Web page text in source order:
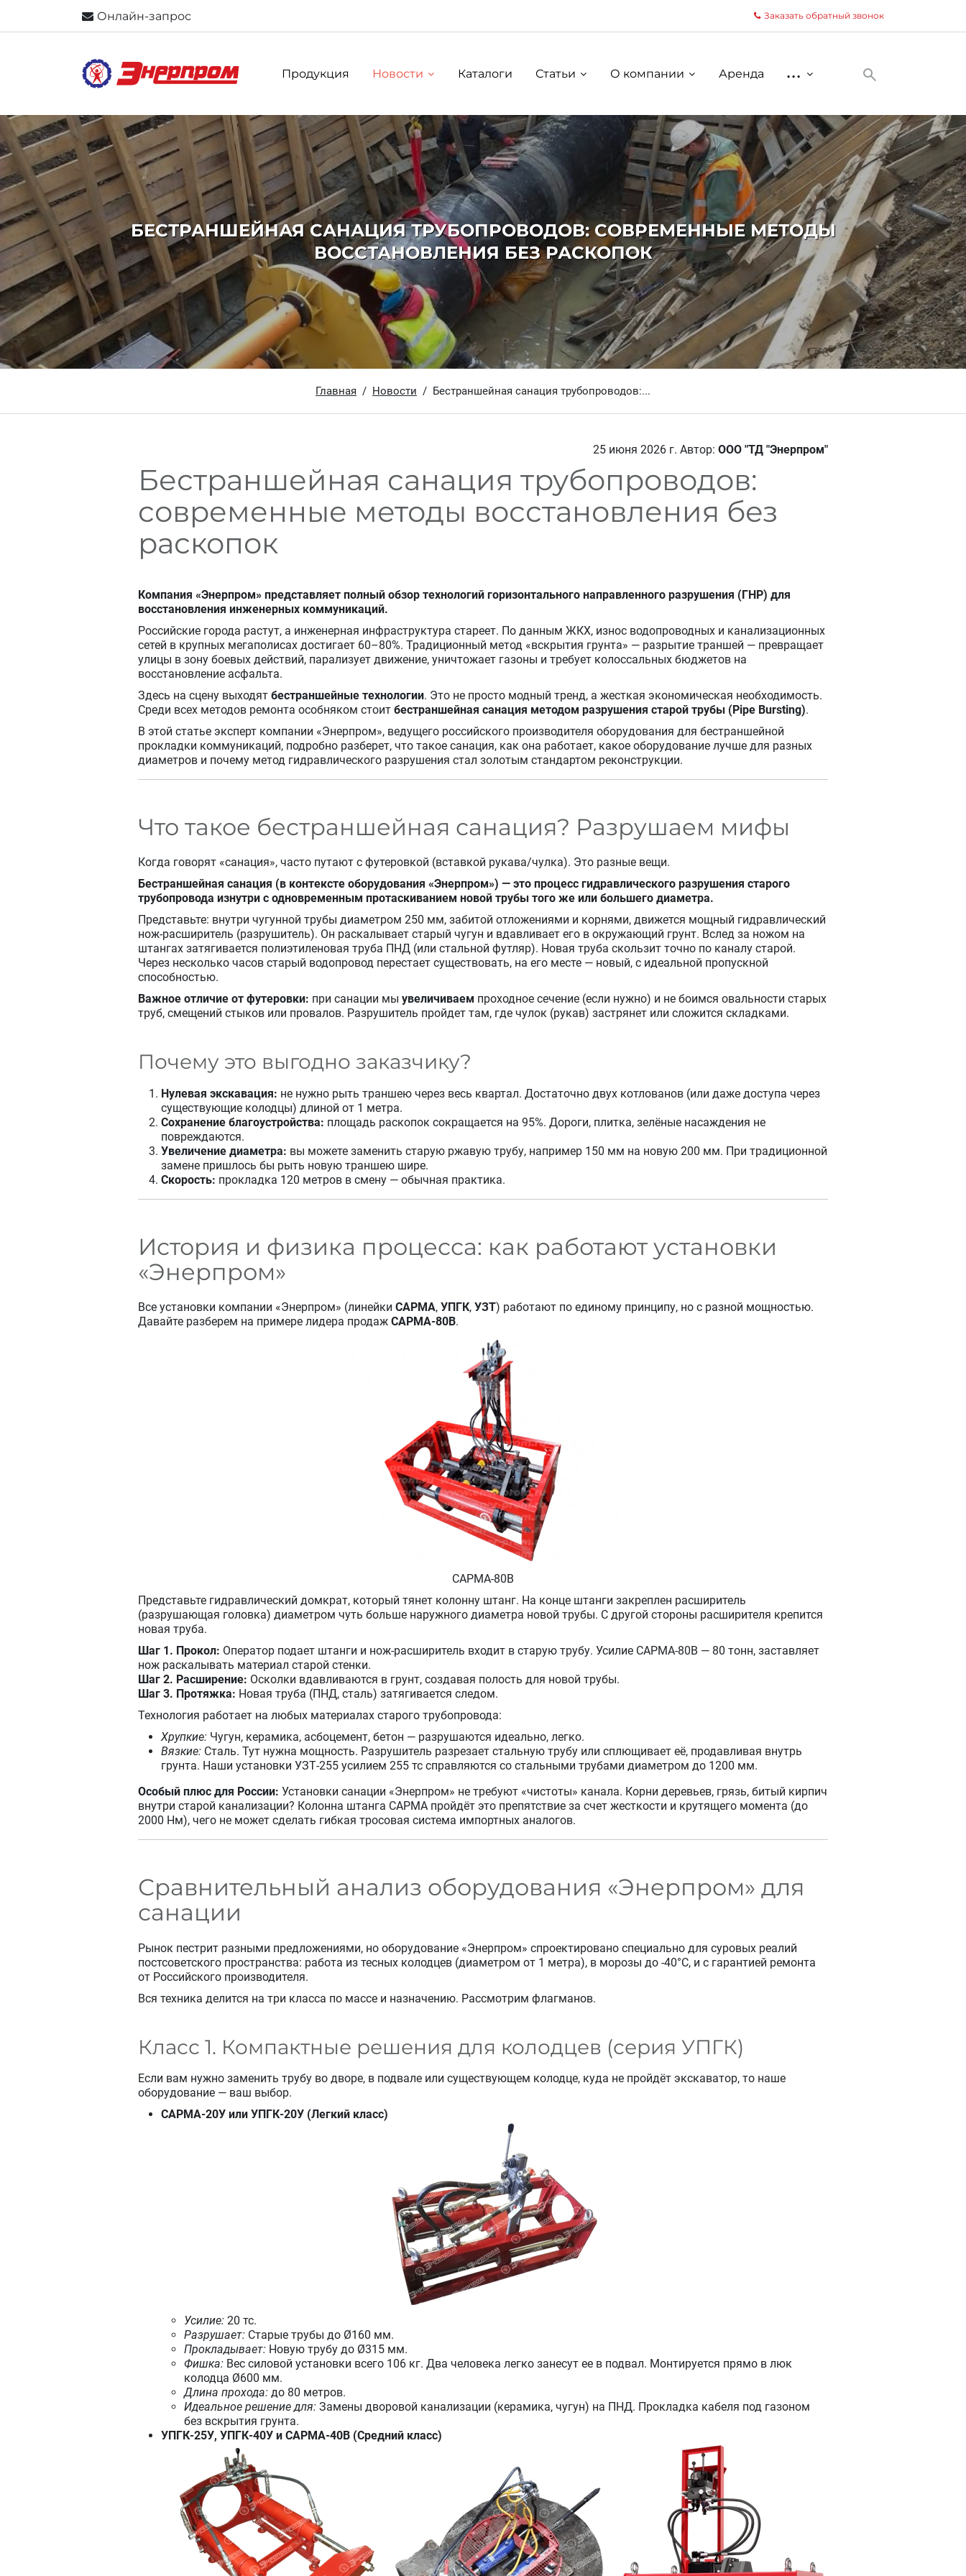
Онлайн-запрос Заказать обратный звонок
Продукция Новости Каталоги Статьи О компании Аренда ...
БЕСТРАНШЕЙНАЯ САНАЦИЯ ТРУБОПРОВОДОВ: СОВРЕМЕННЫЕ МЕТОДЫ
ВОССТАНОВЛЕНИЯ БЕЗ РАСКОПОК
Главная Новости Бестраншейная санация трубопроводов:...
25 июня 2026 г. Автор: ООО "ТД "Энерпром"
Бестраншейная санация трубопроводов:
современные методы восстановления без
раскопок
Компания «Энерпром» представляет полный обзор технологий горизонтального направленного разрушения (ГНР) для
восстановления инженерных коммуникаций.
Российские города растут, а инженерная инфраструктура стареет. По данным ЖКХ, износ водопроводных и канализационных
сетей в крупных мегаполисах достигает 60–80%. Традиционный метод «вскрытия грунта» — разрытие траншей — превращает
улицы в зону боевых действий, парализует движение, уничтожает газоны и требует колоссальных бюджетов на
восстановление асфальта.
Здесь на сцену выходят бестраншейные технологии. Это не просто модный тренд, а жесткая экономическая необходимость.
Среди всех методов ремонта особняком стоит бестраншейная санация методом разрушения старой трубы (Pipe Bursting).
В этой статье эксперт компании «Энерпром», ведущего российского производителя оборудования для бестраншейной
прокладки коммуникаций, подробно разберет, что такое санация, как она работает, какое оборудование лучше для разных
диаметров и почему метод гидравлического разрушения стал золотым стандартом реконструкции.
Что такое бестраншейная санация? Разрушаем мифы
Когда говорят «санация», часто путают с футеровкой (вставкой рукава/чулка). Это разные вещи.
Бестраншейная санация (в контексте оборудования «Энерпром») — это процесс гидравлического разрушения старого
трубопровода изнутри с одновременным протаскиванием новой трубы того же или большего диаметра.
Представьте: внутри чугунной трубы диаметром 250 мм, забитой отложениями и корнями, движется мощный гидравлический
нож-расширитель (разрушитель). Он раскалывает старый чугун и вдавливает его в окружающий грунт. Вслед за ножом на
штангах затягивается полиэтиленовая труба ПНД (или стальной футляр). Новая труба скользит точно по каналу старой.
Через несколько часов старый водопровод перестает существовать, на его месте — новый, с идеальной пропускной
способностью.
Важное отличие от футеровки: при санации мы увеличиваем проходное сечение (если нужно) и не боимся овальности старых
труб, смещений стыков или провалов. Разрушитель пройдет там, где чулок (рукав) застрянет или сложится складками.
Почему это выгодно заказчику?
Нулевая экскавация: не нужно рыть траншею через весь квартал. Достаточно двух котлованов (или даже доступа через
существующие колодцы) длиной от 1 метра.
Сохранение благоустройства: площадь раскопок сокращается на 95%. Дороги, плитка, зелёные насаждения не
повреждаются.
Увеличение диаметра: вы можете заменить старую ржавую трубу, например 150 мм на новую 200 мм. При традиционной
замене пришлось бы рыть новую траншею шире.
Скорость: прокладка 120 метров в смену — обычная практика.
История и физика процесса: как работают установки
«Энерпром»
Все установки компании «Энерпром» (линейки САРМА, УПГК, УЗТ) работают по единому принципу, но с разной мощностью.
Давайте разберем на примере лидера продаж САРМА-80В.
САРМА-80В
Представьте гидравлический домкрат, который тянет колонну штанг. На конце штанги закреплен расширитель
(разрушающая головка) диаметром чуть больше наружного диаметра новой трубы. С другой стороны расширителя крепится
новая труба.
Шаг 1. Прокол: Оператор подает штанги и нож-расширитель входит в старую трубу. Усилие САРМА-80В — 80 тонн, заставляет
нож раскалывать материал старой стенки.
Шаг 2. Расширение: Осколки вдавливаются в грунт, создавая полость для новой трубы.
Шаг 3. Протяжка: Новая труба (ПНД, сталь) затягивается следом.
Технология работает на любых материалах старого трубопровода:
Хрупкие: Чугун, керамика, асбоцемент, бетон — разрушаются идеально, легко.
Вязкие: Сталь. Тут нужна мощность. Разрушитель разрезает стальную трубу или сплющивает её, продавливая внутрь
грунта. Наши установки УЗТ-255 усилием 255 тс справляются со стальными трубами диаметром до 1200 мм.
Особый плюс для России: Установки санации «Энерпром» не требуют «чистоты» канала. Корни деревьев, грязь, битый кирпич
внутри старой канализации? Колонна штанга САРМА пройдёт это препятствие за счет жесткости и крутящего момента (до
2000 Нм), чего не может сделать гибкая тросовая система импортных аналогов.
Сравнительный анализ оборудования «Энерпром» для
санации
Рынок пестрит разными предложениями, но оборудование «Энерпром» спроектировано специально для суровых реалий
постсоветского пространства: работа из тесных колодцев (диаметром от 1 метра), в морозы до -40°C, и с гарантией ремонта
от Российского производителя.
Вся техника делится на три класса по массе и назначению. Рассмотрим флагманов.
Класс 1. Компактные решения для колодцев (серия УПГК)
Если вам нужно заменить трубу во дворе, в подвале или существующем колодце, куда не пройдёт экскаватор, то наше
оборудование — ваш выбор.
САРМА-20У или УПГК-20У (Легкий класс)
Усилие: 20 тс.
Разрушает: Старые трубы до Ø160 мм.
Прокладывает: Новую трубу до Ø315 мм.
Фишка: Вес силовой установки всего 106 кг. Два человека легко занесут ее в подвал. Монтируется прямо в люк
колодца Ø600 мм.
Длина прохода: до 80 метров.
Идеальное решение для: Замены дворовой канализации (керамика, чугун) на ПНД. Прокладка кабеля под газоном
без вскрытия грунта.
УПГК-25У, УПГК-40У и САРМА-40В (Средний класс)